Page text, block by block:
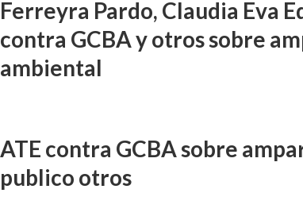
Ferreyra Pardo, Claudia Eva
contra GCBA y otros sobre
ambiental
ATE contra GCBA sobre
publico otros